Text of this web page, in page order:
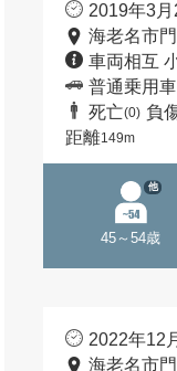
2019年3
海老名市
車両相互
普通乗用車
死亡(0) 負
距離149m
45～54歳
他
2022年12
海老名市